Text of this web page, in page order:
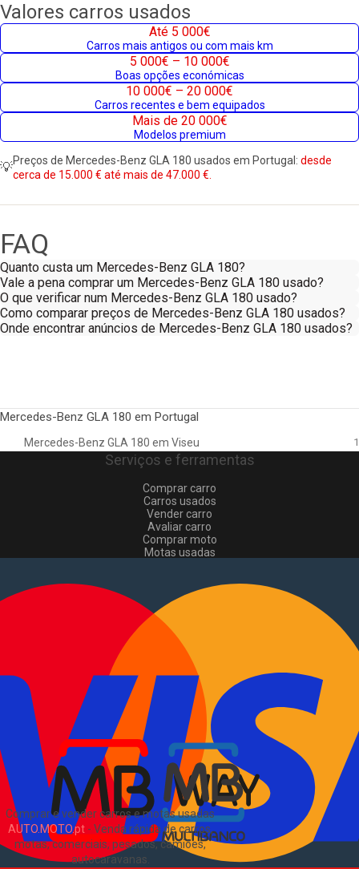
Valores carros usados
Até 5 000€
Carros mais antigos ou com mais km
5 000€ – 10 000€
Boas opções económicas
10 000€ – 20 000€
Carros recentes e bem equipados
Mais de 20 000€
Modelos premium
💡Preços de Mercedes-Benz GLA 180 usados em Portugal: desde
cerca de 15.000 € até mais de 47.000 €.
FAQ
Quanto custa um Mercedes-Benz GLA 180?
Vale a pena comprar um Mercedes-Benz GLA 180 usado?
O que verificar num Mercedes-Benz GLA 180 usado?
Como comparar preços de Mercedes-Benz GLA 180 usados?
Onde encontrar anúncios de Mercedes-Benz GLA 180 usados?
Mercedes-Benz GLA 180 em Portugal
Mercedes-Benz GLA 180 em Viseu 1
Comprar e vender carros e motas usadas
AUTO.MOTO.pt- Venda rápida de carros,
motas, comerciais, pesados, camiões,
autocaravanas
Serviços e ferramentas
Comprar carro
Carros usados
Vender carro
Avaliar carro
Comprar moto
Motas usadas
Comerciais usados
Vender comerciais
Informações
Como comprar e vender
Pacotes de anúncios
Verificar VIN e matrícula
Sitemap
EN
Sobre Nós